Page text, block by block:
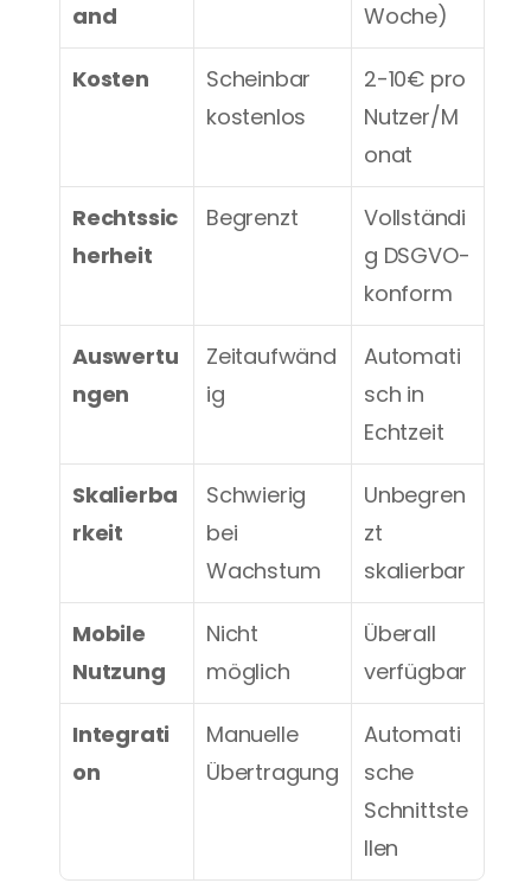
and
Woche)
Kosten
Scheinbar
kostenlos
2-10€ pro
Nutzer/M
onat
Rechtssic
herheit
Begrenzt
Vollständi
g DSGVO-
konform
Auswertu
ngen
Zeitaufwänd
ig
Automati
sch in
Echtzeit
Skalierba
rkeit
Schwierig
bei
Wachstum
Unbegren
zt
skalierbar
Mobile
Nutzung
Nicht
möglich
Überall
verfügbar
Integrati
on
Manuelle
Übertragung
Automati
sche
Schnittste
llen